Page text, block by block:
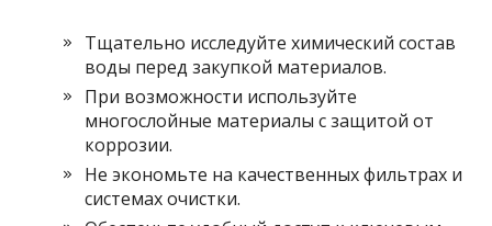
Тщательно исследуйте химический состав
воды перед закупкой материалов.
При возможности используйте
многослойные материалы с защитой от
коррозии.
Не экономьте на качественных фильтрах и
системах очистки.